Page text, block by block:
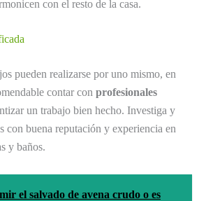
con el resto de la casa.
pueden realizarse por uno mismo, en
contar con profesionales
un trabajo bien hecho. Investiga y
con buena reputación y experiencia en
y baños.
el salvado de avena crudo o es